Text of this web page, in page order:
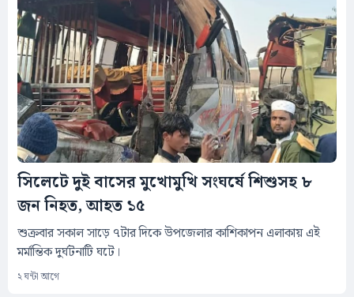
সিলেটে দুই বাসের মুখোমুখি সংঘর্ষে শিশুসহ ৮
জন নিহত, আহত ১৫
শুক্রবার সকাল সাড়ে ৭টার দিকে উপজেলার কাশিকাপন এলাকায় এই
মর্মান্তিক দুর্ঘটনাটি ঘটে।
২ ঘন্টা আগে